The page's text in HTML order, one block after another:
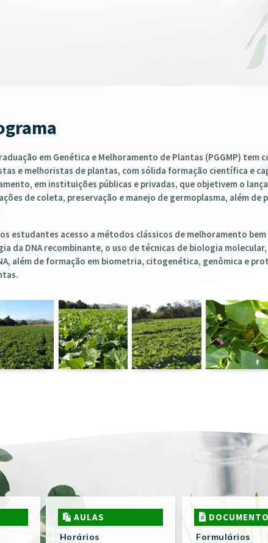
JÁ
31/
em Genética e Melhoramento de Plantas (PGGMP) tem
e melhoristas de plantas, com sólida formação científica e
em instituições públicas e privadas, que objetivem o
de coleta, preservação e manejo de germoplasma, além de
estudantes acesso a métodos clássicos de melhoramento
da DNA recombinante, o uso de técnicas de biologia
além de formação em biometria, citogenética, genômica e
AULAS
Horários
Formulários